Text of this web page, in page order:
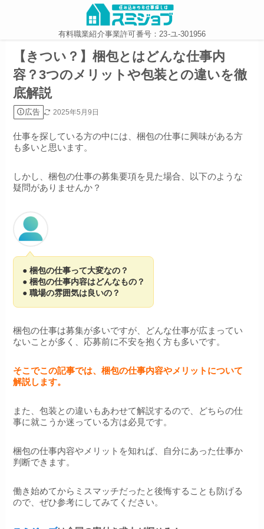
有料職業紹介事業許可番号：23-ユ-301956
【きつい？】梱包とはどんな仕事内
容？3つのメリットや包装との違いを徹
底解説
広告 2025年5月9日
仕事を探している方の中には、梱包の仕事に興味がある方
も多いと思います。
しかし、梱包の仕事の募集要項を見た場合、以下のような
疑問がありませんか？
● 梱包の仕事って大変なの？
● 梱包の仕事内容はどんなもの？
● 職場の雰囲気は良いの？
梱包の仕事は募集が多いですが、どんな仕事が広まってい
ないことが多く、応募前に不安を抱く方も多いです。
そこでこの記事では、梱包の仕事内容やメリットについて
解説します。
また、包装との違いもあわせて解説するので、どちらの仕
事に就こうか迷っている方は必見です。
梱包の仕事内容やメリットを知れば、自分にあった仕事か
判断できます。
働き始めてからミスマッチだったと後悔することも防げる
ので、ぜひ参考にしてみてください。